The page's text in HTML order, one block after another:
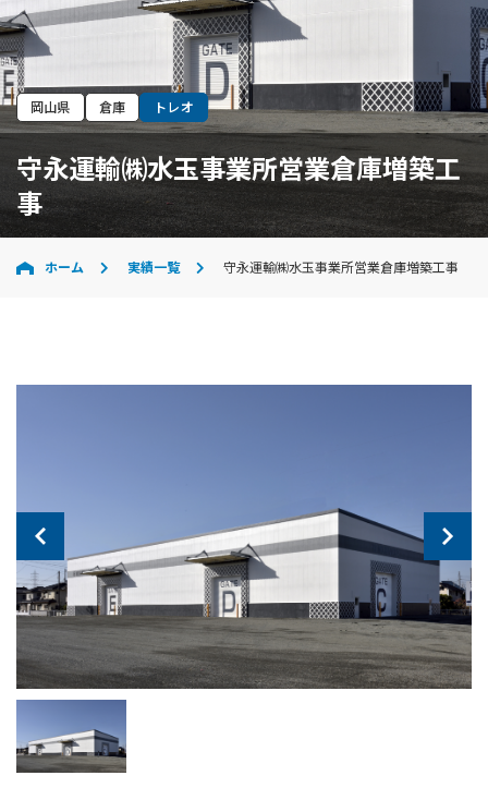
岡山県 倉庫 トレオ
守永運輸㈱水玉事業所営業倉庫増築工
事
ホーム 実績一覧 守永運輸㈱水玉事業所営業倉庫増築工事